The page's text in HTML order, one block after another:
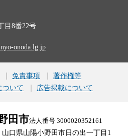
目8番22号
onoda.lg.jp
免責事項
著作権等
ついて
広告掲載について
田市法人番号 3000020352161
山口県山陽小野田市日の出一丁目1